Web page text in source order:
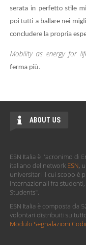
serata in perfetto stile
poi tutti a ballare nei
concludere la propria
Mobility as energy for
ferma più.
ABOUT US
ESN Italia è l'acronimo di
italiano del network ESN,
universitari il cui scopo è
internazionali fra
Students".
ESN Italia è composta da
volontari distribuiti su
Modulo Segnalazioni